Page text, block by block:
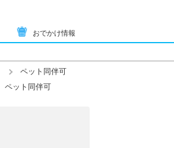
おでかけ情報
ペット同伴可
ペット同伴可